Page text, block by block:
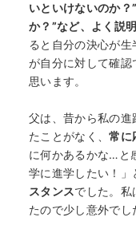
いといけないのか
か？”など、よく説
ると自分の決心が
が自分に対して確認
思います。
父は、昔から私の
たことがなく、常に
に何かあるかな…と
学に進学したい！」
スタンスでした。私
たので少し意外でし